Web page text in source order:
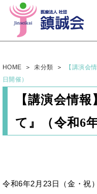
HOME 未分類
【講演会
日開催）
【講演会情
て』（令和6
令和6年2月23日（金・祝